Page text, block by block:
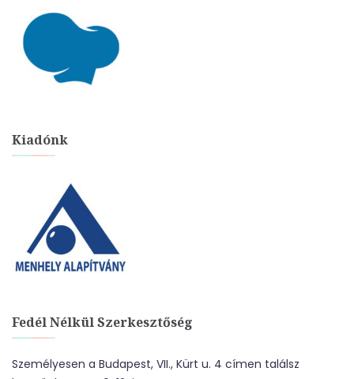
Kiadónk
Fedél Nélkül Szerkesztőség
Személyesen a Budapest, VII., Kürt u. 4 címen találsz